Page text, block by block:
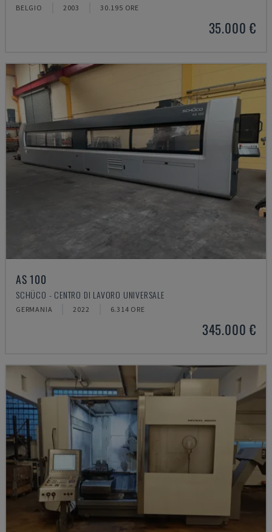
BELGIO 2003 30.195 ORE
35.000 €
AS 100
SCHÜCO - CENTRO DI LAVORO UNIVERSALE
GERMANIA 2022 6.314 ORE
345.000 €